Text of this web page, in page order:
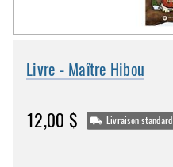
Livre - Maître Hibou
12,00 $ Livraison standard